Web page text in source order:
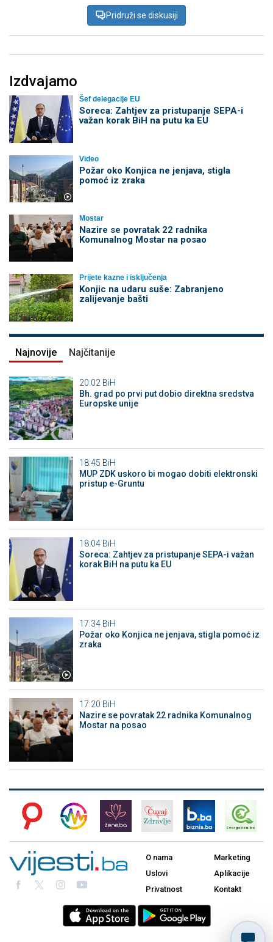
Pridruži se diskusiji
Izdvajamo
Šef delegacije EU
Soreca: Zahtjev za pristupanje SEPA-i
važan korak BiH na putu ka EU
Video
Požar oko Konjica ne jenjava, stigla
pomoć iz zraka
Mostar
Nazire se povratak 22 radnika
Komunalnog Mostar na posao
Prijete kazne i isključenja
Konjic na udaru suše: Zabranjeno
zalijevanje bašti
Najnovije Najčitanije
20:02 BiH
Bh. grad po prvi put dobio direktna sredstva
Europske unije
18:45 BiH
MUP ZDK uskoro bi mogao dobiti elektronski
pristup e-Gruntu
18:04 BiH
Soreca: Zahtjev za pristupanje SEPA-i važan
korak BiH na putu ka EU
17:34 BiH
Požar oko Konjica ne jenjava, stigla pomoć iz
zraka
17:20 BiH
Nazire se povratak 22 radnika Komunalnog
Mostar na posao
O nama
Uslovi
Privatnost
Marketing
Aplikacije
Kontakt